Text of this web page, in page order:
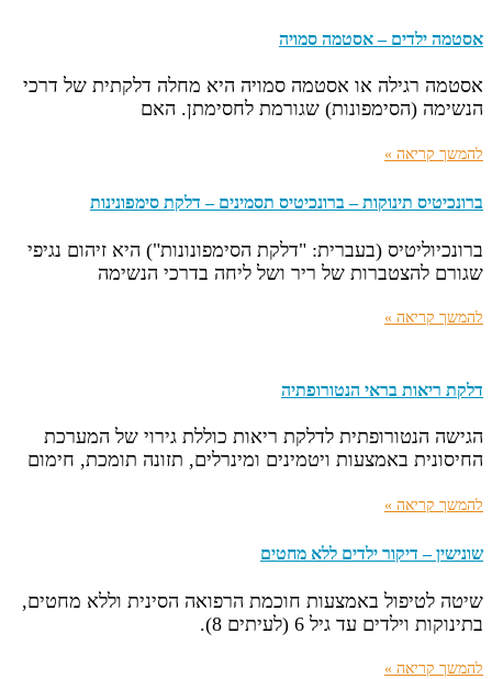
אסטמה ילדים – אסטמה סמויה
אסטמה רגילה או אסטמה סמויה היא מחלה דלקתית של דרכי
הנשימה (הסימפונות) שגורמת לחסימתן. האם
להמשך קריאה »
ברונכיטיס תינוקות – ברונכיטיס תסמינים – דלקת סימפונינות
ברונכיוליטיס (בעברית: "דלקת הסימפונונות") היא זיהום נגיפי
שגורם להצטברות של ריר ושל ליחה בדרכי הנשימה
להמשך קריאה »
דלקת ריאות בראי הנטורופתיה
הגישה הנטורופתית לדלקת ריאות כוללת גירוי של המערכת
החיסונית באמצעות ויטמינים ומינרלים, תזונה תומכת, חימום
להמשך קריאה »
שונישין – דיקור ילדים ללא מחטים
שיטה לטיפול באמצעות חוכמת הרפואה הסינית וללא מחטים,
בתינוקות וילדים עד גיל 6 (לעיתים 8).
להמשך קריאה »